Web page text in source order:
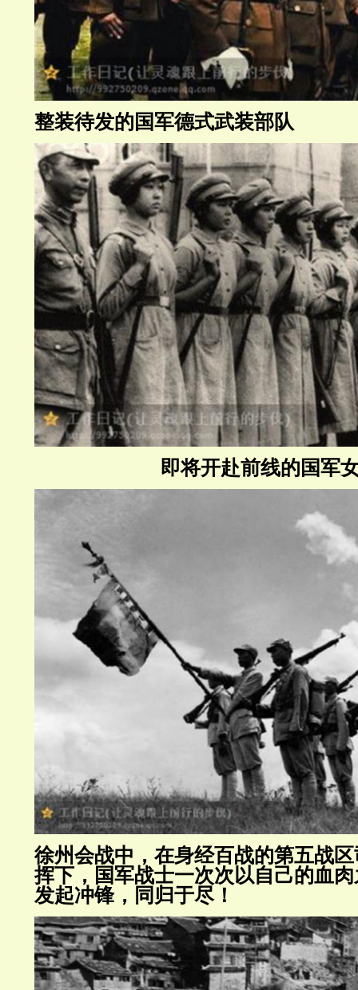
整装待发的国军德式武装部队
即将开赴前线的国军
徐州会战中，在身经百战的第五战
挥下，国军战士一次次以自己的血
发起冲锋，同归于尽！